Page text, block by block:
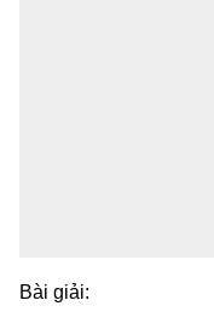
Bài giải: